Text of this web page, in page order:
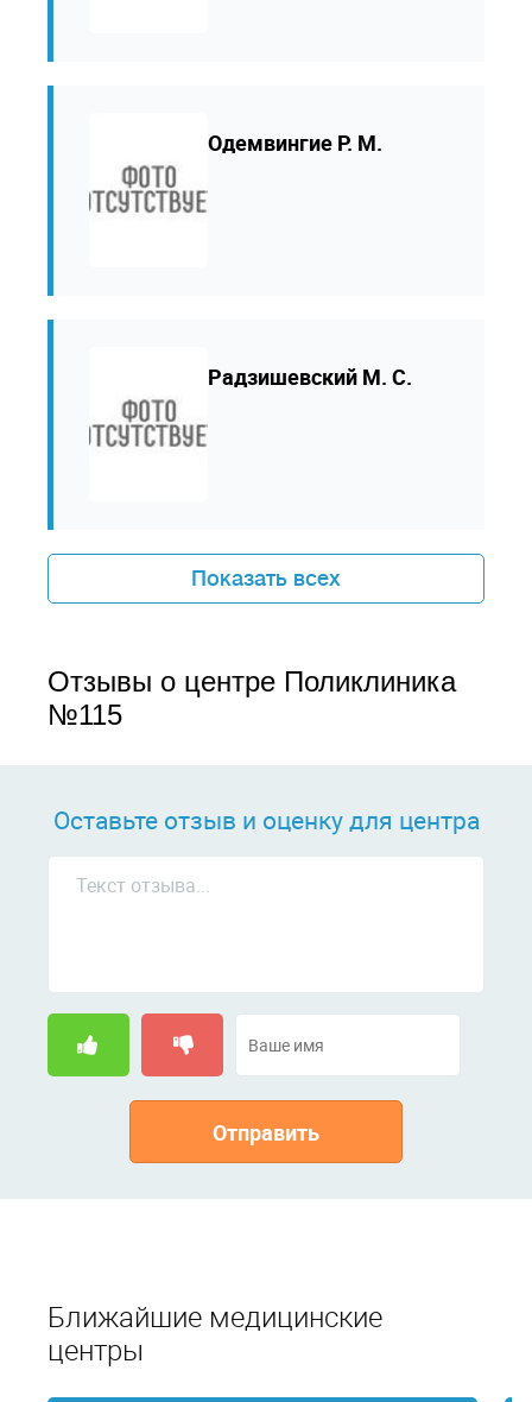
Одемвингие Р. М.
Радзишевский М. С.
Показать всех
Отзывы о центре Поликлиника
№115
Оставьте отзыв и оценку для центра
Отправить
Ближайшие медицинские
центры